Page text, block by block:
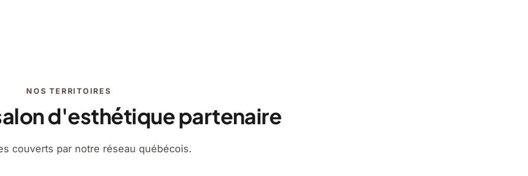
NOS TERRITOIRES
d'esthétique partenaire
couverts par notre réseau québécois.